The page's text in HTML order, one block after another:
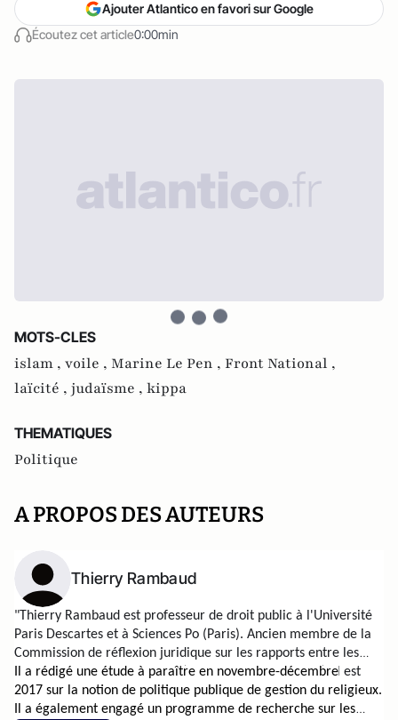
Écoutez cet article0:00min
Ajouter Atlantico en favori sur Google
MOTS-CLES
islam , voile , Marine Le Pen , Front National ,
laïcité , judaïsme , kippa
THEMATIQUES
Politique
A PROPOS DES AUTEURS
Thierry Rambaud
"Thierry Rambaud est professeur de droit public à l'Université
Paris Descartes et à Sciences Po (Paris). Ancien membre de la
Commission de réflexion juridique sur les rapports entre les
pouvoirs publics et les cultes (Ministère de l'Intérieur), il est
également expert auprès du Conseil de l'Europe.
Il a rédigé une étude à paraître en novembre-décembre
2017 sur la notion de politique publique de gestion du religieux.
Il a également engagé un programme de recherche sur les